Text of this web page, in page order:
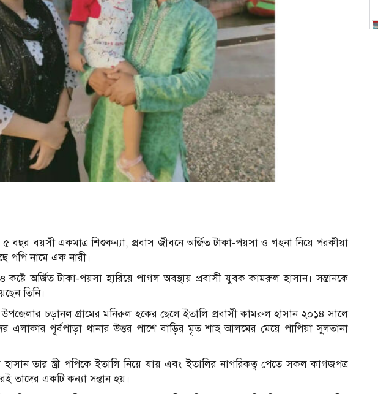
বছর বয়সী একমাত্র শিশুকন্যা, প্রবাস জীবনে অর্জিত টাকা-পয়সা ও গহনা নিয়ে পরকীয়া
পপি নামে এক নারী।
কষ্টে অর্জিত টাকা-পয়সা হারিয়ে পাগল অবস্থায় প্রবাসী যুবক কামরুল হাসান। সন্তানকে
তিনি।
উপজেলার চড়ানল গ্রামের মনিরুল হকের ছেলে ইতালি প্রবাসী কামরুল হাসান ২০১৪ সালে
এলাকার পূর্বপাড়া থানার উত্তর পাশে বাড়ির মৃত শাহ আলমের মেয়ে পাপিয়া সুলতানা
তার স্ত্রী পপিকে ইতালি নিয়ে যায় এবং ইতালির নাগরিকত্ব পেতে সকল কাগজপত্র
তাদের একটি কন্যা সন্তান হয়।